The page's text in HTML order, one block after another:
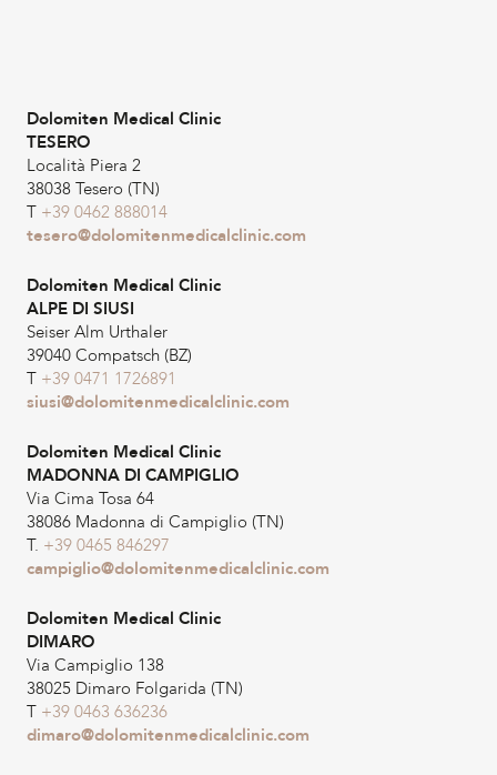
Dolomiten Medical Clinic
TESERO
Località Piera 2
38038 Tesero (TN)
T +39 0462 888014
tesero@dolomitenmedicalclinic.com
Dolomiten Medical Clinic
ALPE DI SIUSI
Seiser Alm Urthaler
39040 Compatsch (BZ)
T +39 0471 1726891
siusi@dolomitenmedicalclinic.com
Dolomiten Medical Clinic
MADONNA DI CAMPIGLIO
Via Cima Tosa 64
38086 Madonna di Campiglio (TN)
T. +39 0465 846297
campiglio@dolomitenmedicalclinic.com
Dolomiten Medical Clinic
DIMARO
Via Campiglio 138
38025 Dimaro Folgarida (TN)
T +39 0463 636236
dimaro@dolomitenmedicalclinic.com